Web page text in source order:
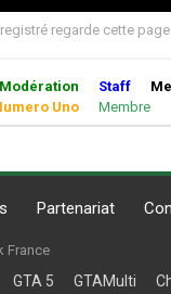
regarde cette page.
Modération Staff
Uno Membre
Partenariat
France
GTA 5 GTAMulti